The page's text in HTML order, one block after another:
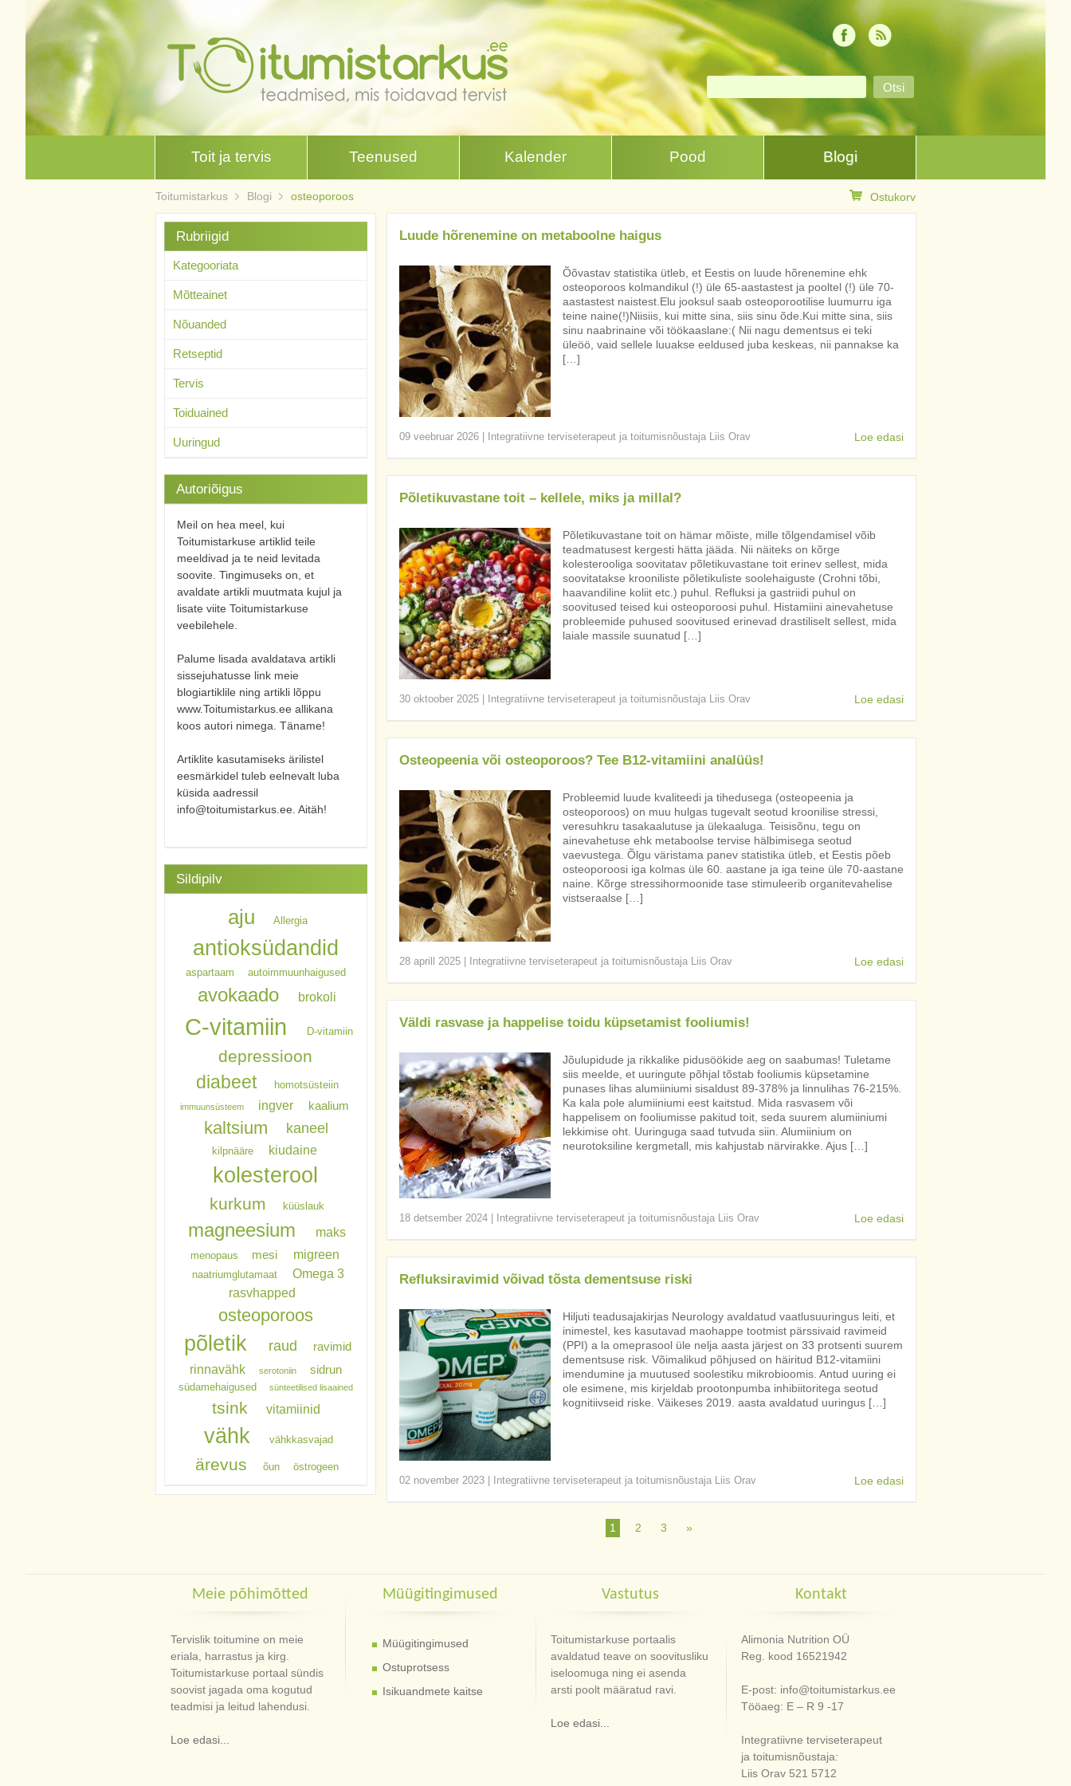
Toit ja tervis Teenused Kalender Pood Blogi
Toitumistarkus Blogi osteoporoos Ostukorv
Luude hõrenemine on metaboolne haigus
Õõvastav statistika ütleb, et Eestis on luude hõrenemine ehk
osteoporoos kolmandikul (!) üle 65-aastastest ja pooltel (!) üle 70-
aastastest naistest.Elu jooksul saab osteoporootilise luumurru iga
teine naine(!)Niisiis, kui mitte sina, siis sinu õde.Kui mitte sina, siis
sinu naabrinaine või töökaaslane:( Nii nagu dementsus ei teki
üleöö, vaid sellele luuakse eeldused juba keskeas, nii pannakse ka
[…]
09 veebruar 2026| Integratiivne terviseterapeut ja toitumisnõustaja Liis Orav Loe edasi
Põletikuvastane toit – kellele, miks ja millal?
Põletikuvastane toit on hämar mõiste, mille tõlgendamisel võib
teadmatusest kergesti hätta jääda. Nii näiteks on kõrge
kolesterooliga soovitatav põletikuvastane toit erinev sellest, mida
soovitatakse krooniliste põletikuliste soolehaiguste (Crohni tõbi,
haavandiline koliit etc.) puhul. Refluksi ja gastriidi puhul on
soovitused teised kui osteoporoosi puhul. Histamiini ainevahetuse
probleemide puhused soovitused erinevad drastiliselt sellest, mida
laiale massile suunatud […]
30 oktoober 2025| Integratiivne terviseterapeut ja toitumisnõustaja Liis Orav Loe edasi
Osteopeenia või osteoporoos? Tee B12-vitamiini analüüs!
Probleemid luude kvaliteedi ja tihedusega (osteopeenia ja
osteoporoos) on muu hulgas tugevalt seotud kroonilise stressi,
veresuhkru tasakaalutuse ja ülekaaluga. Teisisõnu, tegu on
ainevahetuse ehk metaboolse tervise hälbimisega seotud
vaevustega. Õlgu väristama panev statistika ütleb, et Eestis põeb
osteoporoosi iga kolmas üle 60. aastane ja iga teine üle 70-aastane
naine. Kõrge stressihormoonide tase stimuleerib organitevahelise
vistseraalse […]
28 aprill 2025| Integratiivne terviseterapeut ja toitumisnõustaja Liis Orav Loe edasi
Väldi rasvase ja happelise toidu küpsetamist fooliumis!
Jõulupidude ja rikkalike pidusöökide aeg on saabumas! Tuletame
siis meelde, et uuringute põhjal tõstab fooliumis küpsetamine
punases lihas alumiiniumi sisaldust 89-378% ja linnulihas 76-215%.
Ka kala pole alumiiniumi eest kaitstud. Mida rasvasem või
happelisem on fooliumisse pakitud toit, seda suurem alumiiniumi
lekkimise oht. Uuringuga saad tutvuda siin. Alumiinium on
neurotoksiline kergmetall, mis kahjustab närvirakke. Ajus […]
18 detsember 2024| Integratiivne terviseterapeut ja toitumisnõustaja Liis Orav Loe edasi
Refluksiravimid võivad tõsta dementsuse riski
Hiljuti teadusajakirjas Neurology avaldatud vaatlusuuringus leiti, et
inimestel, kes kasutavad maohappe tootmist pärssivaid ravimeid
(PPI) a la omeprasool üle nelja aasta järjest on 33 protsenti suurem
dementsuse risk. Võimalikud põhjused on häiritud B12-vitamiini
imendumine ja muutused soolestiku mikrobioomis. Antud uuring ei
ole esimene, mis kirjeldab prootonpumba inhibiitoritega seotud
kognitiivseid riske. Väikeses 2019. aasta avaldatud uuringus […]
02 november 2023| Integratiivne terviseterapeut ja toitumisnõustaja Liis Orav Loe edasi
1 2 3 »
Rubriigid
Kategooriata
Mõtteainet
Nõuanded
Retseptid
Tervis
Toiduained
Uuringud
Autoriõigus
Meil on hea meel, kui
Toitumistarkuse artiklid teile
meeldivad ja te neid levitada
soovite. Tingimuseks on, et
avaldate artikli muutmata kujul ja
lisate viite Toitumistarkuse
veebilehele.
Palume lisada avaldatava artikli
sissejuhatusse link meie
blogiartiklile ning artikli lõppu
www.Toitumistarkus.ee allikana
koos autori nimega. Täname!
Artiklite kasutamiseks ärilistel
eesmärkidel tuleb eelnevalt luba
küsida aadressil
info@toitumistarkus.ee. Aitäh!
Sildipilv
aju Allergia
antioksüdandid
aspartaam autoimmuunhaigused
avokaado brokoli
C-vitamiin D-vitamiin
depressioon
diabeet homotsüsteiin
immuunsüsteem ingver kaalium
kaltsium kaneel
kilpnääre kiudaine
kolesterool
kurkum küüslauk
magneesium maks
menopaus mesi migreen
naatriumglutamaat
Omega 3
rasvhapped
osteoporoos
põletik raud ravimid
rinnavähk serotoniin sidrun
südamehaigused sünteetilised lisaained
tsink vitamiinid
vähk vähkkasvajad
ärevus õun östrogeen
Meie põhimõtted
Tervislik toitumine on meie
eriala, harrastus ja kirg.
Toitumistarkuse portaal sündis
soovist jagada oma kogutud
teadmisi ja leitud lahendusi.
Loe edasi...
Müügitingimused
Müügitingimused
Ostuprotsess
Isikuandmete kaitse
Vastutus
Toitumistarkuse portaalis
avaldatud teave on soovitusliku
iseloomuga ning ei asenda
arsti poolt määratud ravi.
Loe edasi...
Kontakt
Alimonia Nutrition OÜ
Reg. kood 16521942
E-post: info@toitumistarkus.ee
Tööaeg: E – R 9 -17
Integratiivne terviseterapeut
ja toitumisnõustaja:
Liis Orav 521 5712